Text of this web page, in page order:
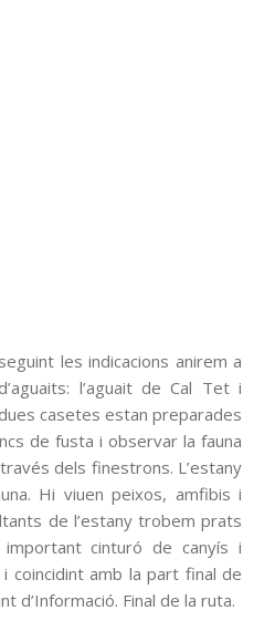
les indicacions anirem a
l’aguait de Cal Tet i
casetes estan preparades
de fusta i observar la fauna
dels finestrons. L’estany
Hi viuen peixos, amfibis i
de l’estany trobem prats
cinturó de canyís i
coincidint amb la part final de
d’Informació. Final de la ruta.